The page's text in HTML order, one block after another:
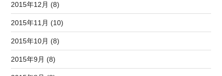
2015年12月 (8)
2015年11月 (10)
2015年10月 (8)
2015年9月 (8)